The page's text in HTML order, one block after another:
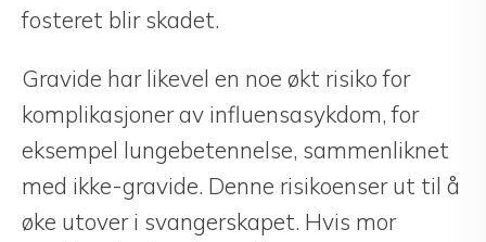
fosteret blir skadet.
Gravide har likevel en noe økt risiko for
komplikasjoner av influensasykdom, for
eksempel lungebetennelse, sammenliknet
med ikke-gravide. Denne risikoenser ut til å
øke utover i svangerskapet. Hvis mor